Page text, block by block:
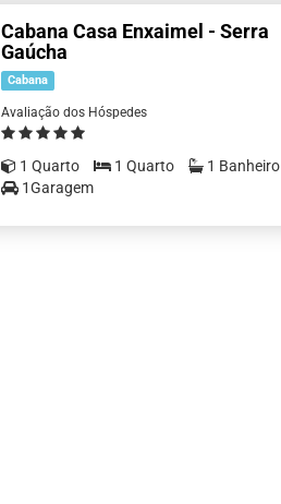
Cabana Casa Enxaimel - Serra
Gaúcha
Cabana
Avaliação dos Hóspedes
1 Quarto 1 Quarto
1 Banheiro
1Garagem